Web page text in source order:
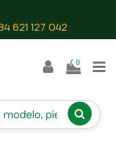
621 127 042
0
C60